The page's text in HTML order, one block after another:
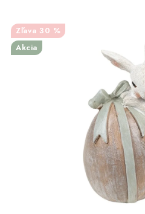
SVIETIDLÁ
30 %
Akcia